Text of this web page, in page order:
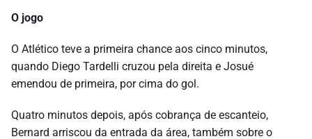
O jogo
O Atlético teve a primeira chance aos cinco minutos,
quando Diego Tardelli cruzou pela direita e Josué
emendou de primeira, por cima do gol.
Quatro minutos depois, após cobrança de escanteio,
Bernard arriscou da entrada da área, também sobre o